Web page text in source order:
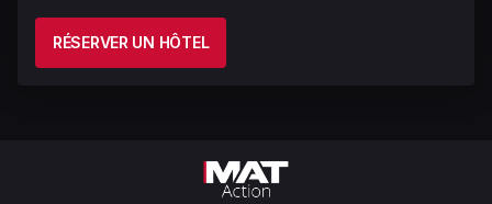
RÉSERVER UN HÔTEL